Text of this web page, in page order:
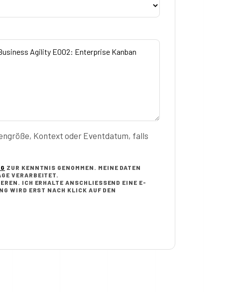
Kontext oder Eventdatum, falls
ZUR KENNTNIS GENOMMEN. MEINE DATEN
VERARBEITET.
ICH ERHALTE ANSCHLIESSEND EINE E-M
ERST NACH KLICK AUF DEN B